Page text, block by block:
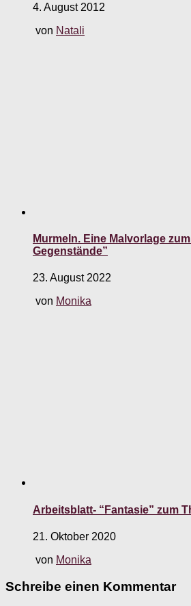
4. August 2012
von Natali
Murmeln. Eine Malvorlage
Gegenstände”
23. August 2022
von Monika
Arbeitsblatt- “Fantasie” zum
21. Oktober 2020
von Monika
Schreibe einen Kommentar